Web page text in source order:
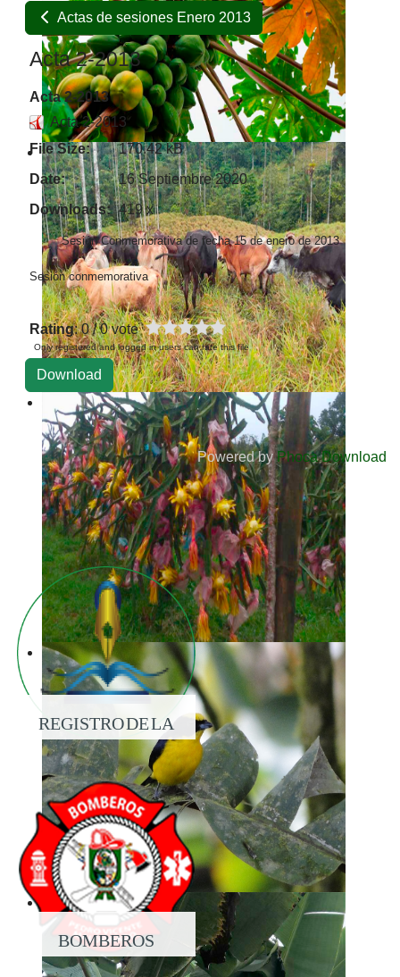
Actas de sesiones Enero 2013
Acta 2-2013
Acta 2-2013
Acta 2-2013
File Size:
170.42 kB
Date:
16 Septiembre 2020
Downloads: 419 x
Sesión Conmemorativa de fecha 15 de enero de 2013
Sesión conmemorativa
Rating: 0 / 0 vote
Only registered and logged in users can rate this file
Powered byPhoca Download
REGISTRO DE LA
PROPIEDAD
BOMBEROS